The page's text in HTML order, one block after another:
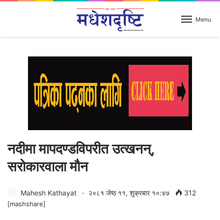
Menu
नदीमा मापदण्डविपरीत उत्खनन्,
सरोकारवाला मौन
Mahesh Kathayat २०८१ जेष्ठ ११, शुक्रबार १०:४७ 312
[mashshare]